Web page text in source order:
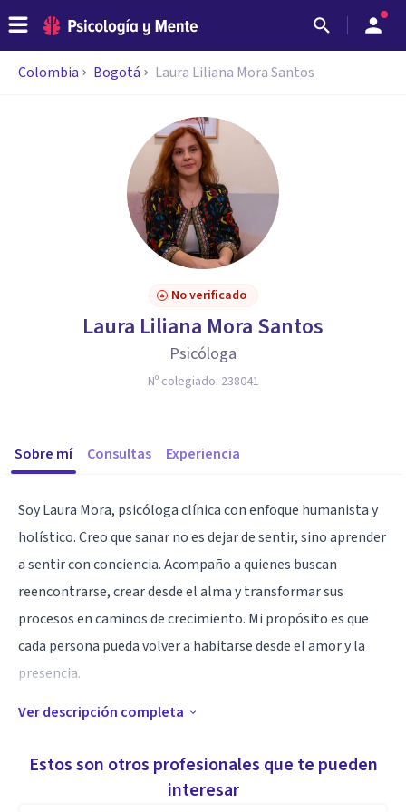
Colombia Bogotá Laura Liliana Mora Santos
No verificado
Laura Liliana Mora Santos
Psicóloga
Nº colegiado: 238041
Sobre mí Consultas Experiencia
Soy Laura Mora, psicóloga clínica con enfoque humanista y
holístico. Creo que sanar no es dejar de sentir, sino aprender
a sentir con conciencia. Acompaño a quienes buscan
reencontrarse, crear desde el alma y transformar sus
procesos en caminos de crecimiento. Mi propósito es que
cada persona pueda volver a habitarse desde el amor y la
presencia.
Especialidad
al autoconocimiento, la gestión emocional y el bienestar
Ver descripción completa
Estos son otros profesionales que te pueden
interesar